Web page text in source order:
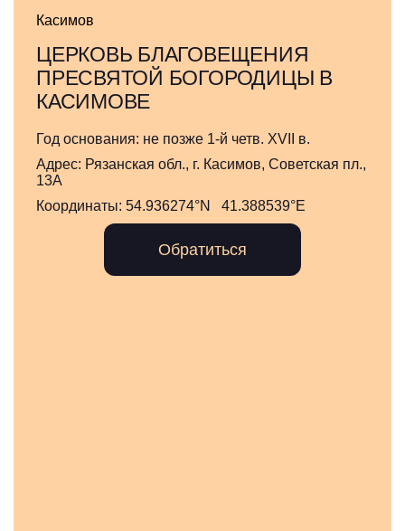
Касимов
ЦЕРКОВЬ БЛАГОВЕЩЕНИЯ
ПРЕСВЯТОЙ БОГОРОДИЦЫ В
КАСИМОВЕ
Год основания: не позже 1-й четв. XVII в.
Адрес: Рязанская обл., г. Касимов, Советская пл.,
13А
Координаты: 54.936274°N 41.388539°E
Обратиться